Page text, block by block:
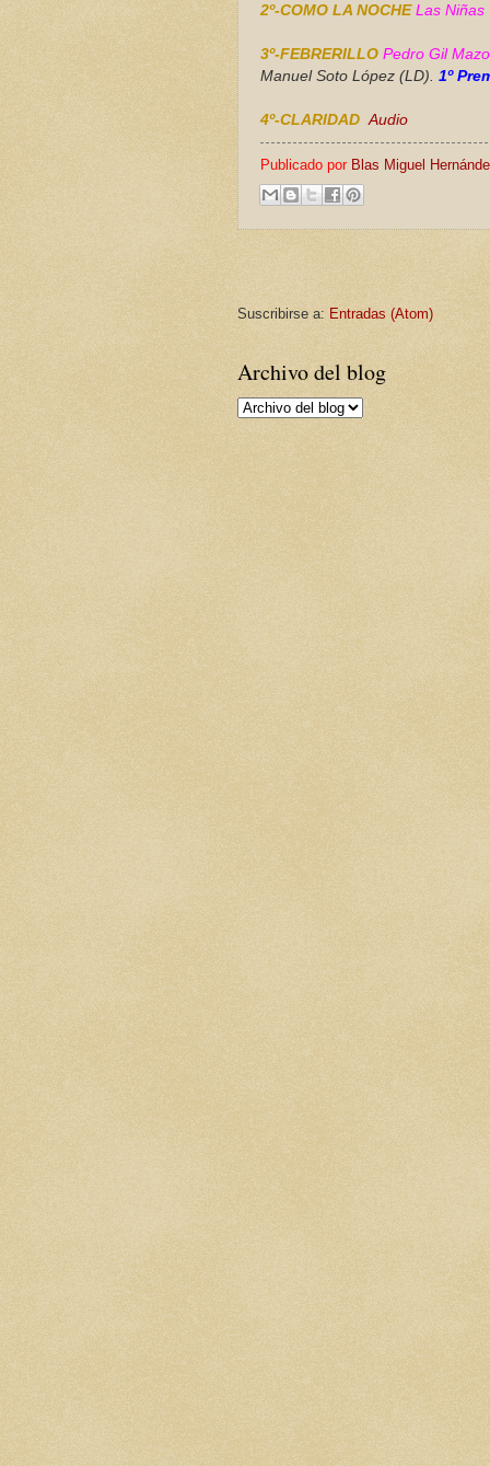
2º-COMO LA NOCHE Las Niñas
3º-FEBRERILLO Pedro Gil
Manuel Soto López (LD). 1º
4º-CLARIDAD Audio
Publicado por Blas Miguel
Suscribirse a: Entradas (Atom)
Archivo del blog